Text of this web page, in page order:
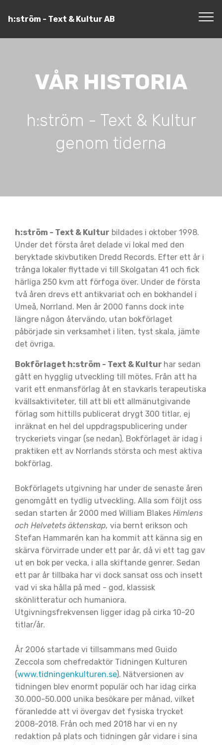
h:ström - Text & Kultur AB
VÅR HISTORIA
h:ström - Text & Kultur
genom tiderna
h:ström - Text & Kultur bildades i oktober 1998.
Under det första året delade vi lokal med den
beryktade skivbutiken Dredd Records. Efter ett år i
trånga lokaler flyttade vi till Skolgatan 41 och fick
härliga 250 kvm att förfoga över. Under de första
två åren drevs ett antikvariat och en bokhandel i
Umeå, Norrland. Men år 2000 fanns dock inte
längre någon återvändo, utan bokförlaget
påbörjade sin verksamhet i liten, tyst skala, jämte
det övriga.
Bokförlaget h:ström - Text & Kultur har sedan
gått en hygglig utveckling till mötes. Från att ha
varit ett enmansförlag åt en stavkarls terapeutiska
kvällsaktiviteter, till att bli ett allmänutgivande
förlag som hittills publicerat drygt 300 titlar, ej
inräknat en hel del uppdragspublicering under
tryckeriets vingar (se nedan). Bokförlaget är idag i
praktiken ett av Norrlands största och mest aktiva
bokförlag.
Bokförlagets utgivning har under de senaste åren
genomgått en tydlig utveckling. Alla som följt oss
sedan starten år 2000 med William Blakes Himlens
och Helvetets äktenskap, via bernt erikson och
Stefan Hammarén kan ha kommit att känna sig en
skärva förvirrade under ett par år, då vi ett tag gav
ut en bok per vecka, i alla skiftande genrer. Sedan
ett par år tillbaka har vi dock sansat oss och insett
vad vi ska hålla på med - god, klassisk
skönlitteratur och humaniora.
Utgivningsfrekvensen ligger idag på cirka 10-20
titlar/år.
År 2006 startade vi tillsammans med Guido
Zeccola som chefredaktör Tidningen Kulturen
(www.tidningenkulturen.se). Nätversionen av
tidningen blev enormt populär och har idag cirka
30.000-50.000 unika besökare per månad, vilket
föranledde att vi övergav det fysiska trycket
2008-2018. Från och med 2018 har vi en ny
redaktion på plats och tidningen går vidare i sina